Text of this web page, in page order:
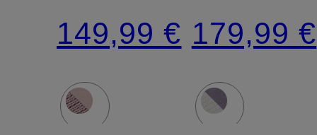
18
149,99 €
23
179,99 €